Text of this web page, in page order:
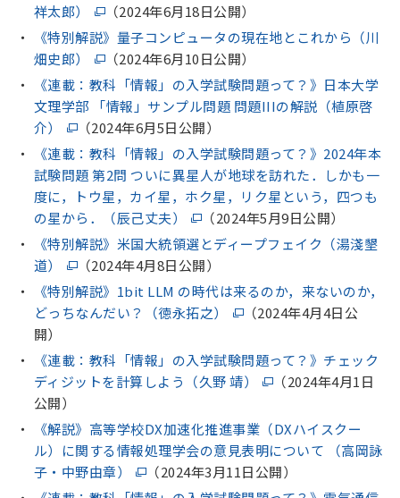
祥太郎）
（2024年6月18日公開）
《特別解説》量子コンピュータの現在地とこれから（川
畑史郎）
（2024年6月10日公開）
《連載：教科「情報」の入学試験問題って？》日本大学
文理学部 「情報」サンプル問題 問題IIIの解説（植原啓
介）
（2024年6月5日公開）
《連載：教科「情報」の入学試験問題って？》2024年本
試験問題 第2問 ついに異星人が地球を訪れた．しかも一
度に，トウ星，カイ星，ホク星，リク星という，四つも
の星から．（辰己丈夫）
（2024年5月9日公開）
《特別解説》米国大統領選とディープフェイク（湯淺墾
道）
（2024年4月8日公開）
《特別解説》1bit LLM の時代は来るのか，来ないのか，
どっちなんだい？（徳永拓之）
（2024年4月4日公
開）
《連載：教科「情報」の入学試験問題って？》チェック
ディジットを計算しよう（久野 靖）
（2024年4月1日
公開）
《解説》高等学校DX加速化推進事業（DXハイスクー
ル）に関する情報処理学会の意見表明について （高岡詠
子・中野由章）
（2024年3月11日公開）